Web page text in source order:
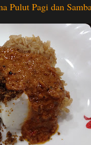
Pulut Pagi dan